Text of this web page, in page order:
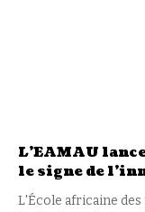
L’EAMAU
le signe de
L'École africaine